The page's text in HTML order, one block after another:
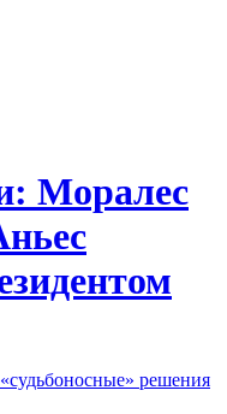
Моралес
решения